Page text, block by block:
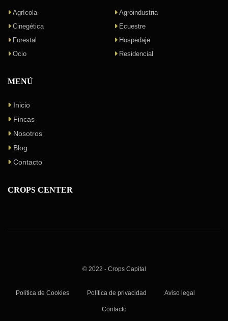
Agrícola
Agroindustria
Cinegética
Ecuestre
Forestal
Hospedaje
Ocio
Residencial
MENÚ
Inicio
Fincas
Nosotros
Blog
Contacto
CROPS CENTER
© 2022 - Crops Capital
Política de Cookies Política de privacidad Aviso legal
Contacto